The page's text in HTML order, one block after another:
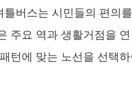
틀버스는 시민들의 편의
주요 역과 생활거점을
턴에 맞는 노선을 선택